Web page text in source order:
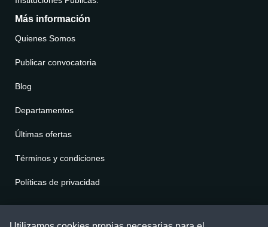
Más información
Quienes Somos
Publicar convocatoria
Blog
Departamentos
Últimas ofertas
Términos y condiciones
Políticas de privacidad